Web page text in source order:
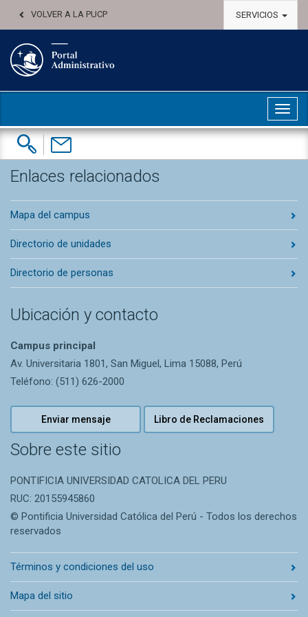
VOLVER A LA PUCP SERVICIOS
Buscar:
Contáctenos
Enlaces relacionados
Mapa del campus
Directorio de unidades
Directorio de personas
Ubicación y contacto
Campus principal
Av. Universitaria 1801, San Miguel, Lima 15088, Perú
Teléfono: (511) 626-2000
Enviar mensaje Libro de Reclamaciones
Sobre este sitio
PONTIFICIA UNIVERSIDAD CATOLICA DEL PERU
RUC: 20155945860
© Pontificia Universidad Católica del Perú - Todos los derechos
reservados
Términos y condiciones del uso
Mapa del sitio